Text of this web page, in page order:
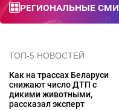
Региональные СМИ
ТОП-5 НОВОСТЕЙ
Как на трассах Беларуси
снижают число ДТП с
дикими животными,
рассказал эксперт